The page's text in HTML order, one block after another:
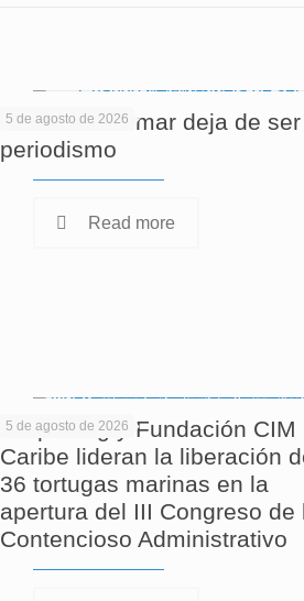
5 de agosto de 2026
Cuando informar deja de ser
periodismo
Read more
5 de agosto de 2026
Corpamag y Fundación CIM
Caribe lideran la liberación
36 tortugas marinas en la
apertura del III Congreso de
Contencioso Administrativo